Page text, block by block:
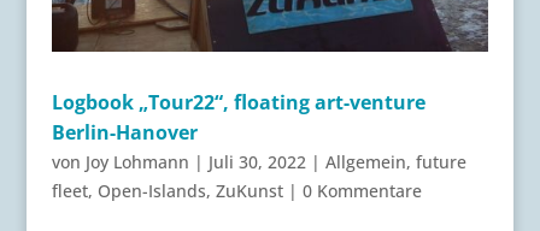
Logbook „Tour22“, floating art-venture
Berlin-Hanover
von Joy Lohmann | Juli 30, 2022| Allgemein, future
fleet, Open-Islands, ZuKunst| 0 Kommentare